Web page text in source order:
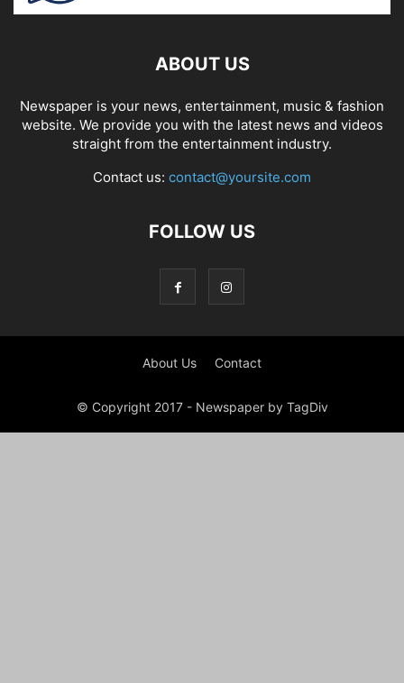
ABOUT US
Newspaper is your news, entertainment, music & fashion
website. We provide you with the latest news and videos
straight from the entertainment industry.
Contact us: contact@yoursite.com
FOLLOW US
About Us Contact
© Copyright 2017 - Newspaper by TagDiv